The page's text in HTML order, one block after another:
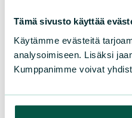
Tämä sivusto käyttää
Käytämme evästeitä
analysoimiseen. Lisäksi
Kumppanimme voivat